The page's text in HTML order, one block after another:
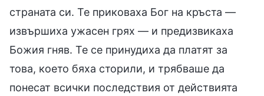
страната си. Те приковаха Бог на кръста —
извършиха ужасен грях — и предизвикаха
Божия гняв. Те се принудиха да платят за
това, което бяха сторили, и трябваше да
понесат всички последствия от действията